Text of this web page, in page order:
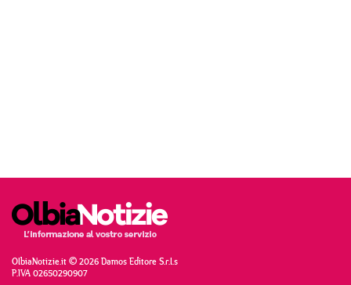
OlbiaNotizie.it © 2026 Damos Editore S.r.l.s
P.IVA 02650290907